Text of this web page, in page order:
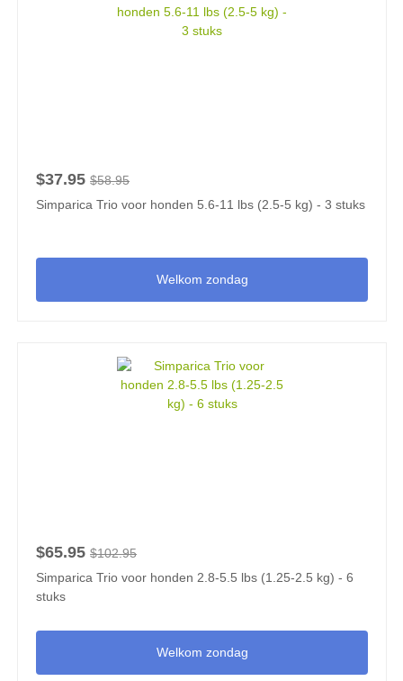
$37.95 $58.95
Simparica Trio voor honden 5.6-11 lbs (2.5-5 kg) - 3 stuks
Welkom zondag
$65.95 $102.95
Simparica Trio voor honden 2.8-5.5 lbs (1.25-2.5 kg) - 6
stuks
Welkom zondag